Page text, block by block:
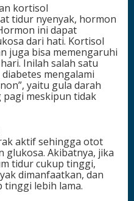
kortisol
tidur nyenyak, hormon
ini dapat
dari hati. Kortisol
juga bisa memengaruhi
Inilah salah satu
mengalami
yaitu gula darah
meskipun tidak
aktif sehingga otot
glukosa. Akibatnya, jika
tidur cukup tinggi,
dimanfaatkan, dan
tinggi lebih lama.